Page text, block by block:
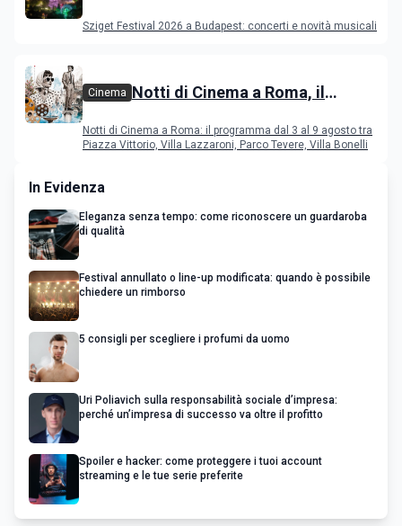
Sziget Festival 2026 a Budapest: concerti e novità musicali
Cinema Notti di Cinema a Roma, il
Notti di Cinema a Roma: il programma dal 3 al 9 agosto tra
Piazza Vittorio, Villa Lazzaroni, Parco Tevere, Villa Bonelli
In Evidenza
Eleganza senza tempo: come riconoscere un guardaroba
di qualità
Festival annullato o line-up modificata: quando è possibile
chiedere un rimborso
5 consigli per scegliere i profumi da uomo
Uri Poliavich sulla responsabilità sociale d’impresa:
perché un’impresa di successo va oltre il profitto
Spoiler e hacker: come proteggere i tuoi account
streaming e le tue serie preferite